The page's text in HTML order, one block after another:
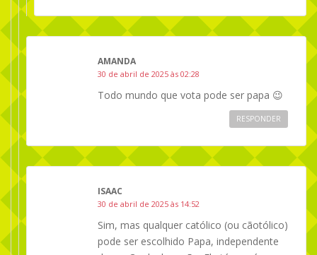
AMANDA
30 de abril de 2025 às 02:28
Todo mundo que vota pode ser papa 😉
RESPONDER
ISAAC
30 de abril de 2025 às 14:52
Sim, mas qualquer católico (ou cãotólico)
pode ser escolhido Papa, independente